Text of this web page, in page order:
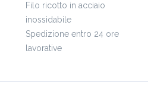
Filo ricotto in acciaio
inossidabile
Spedizione entro 24 ore
lavorative